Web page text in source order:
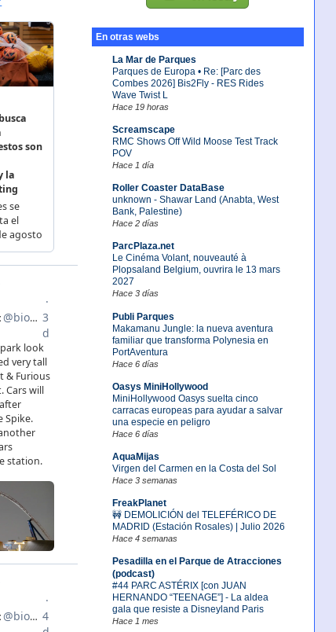
En otras webs
La Mar de Parques
Parques de Europa • Re: [Parc des
Combes 2026] Bis2Fly - RES Rides
Wave Twist L
Hace 19 horas
Screamscape
RMC Shows Off Wild Moose Test Track
POV
Hace 1 día
Roller Coaster DataBase
unknown - Shawar Land (Anabta, West
Bank, Palestine)
Hace 2 días
ParcPlaza.net
Le Cinéma Volant, nouveauté à
Plopsaland Belgium, ouvrira le 13 mars
2027
Hace 3 días
Publi Parques
Makamanu Jungle: la nueva aventura
familiar que transforma Polynesia en
PortAventura
Hace 6 días
Oasys MiniHollywood
MiniHollywood Oasys suelta cinco
carracas europeas para ayudar a salvar
una especie en peligro
Hace 6 días
AquaMijas
Virgen del Carmen en la Costa del Sol
Hace 3 semanas
FreakPlanet
🚧 DEMOLICIÓN del TELEFÉRICO DE
MADRID (Estación Rosales) | Julio 2026
Hace 4 semanas
Pesadilla en el Parque de Atracciones
(podcast)
#44 PARC ASTÉRIX [con JUAN
HERNANDO “TEENAGE”] - La aldea
gala que resiste a Disneyland Paris
Hace 1 mes